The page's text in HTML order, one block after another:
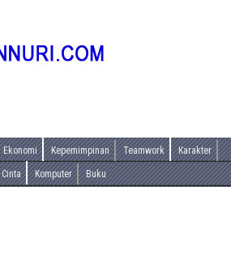
Ekonomi Kepemimpinan Teamwork Karakter
Cinta Komputer Buku